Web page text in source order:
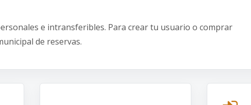
e intransferibles. Para crear tu usuario o comprar
de reservas.